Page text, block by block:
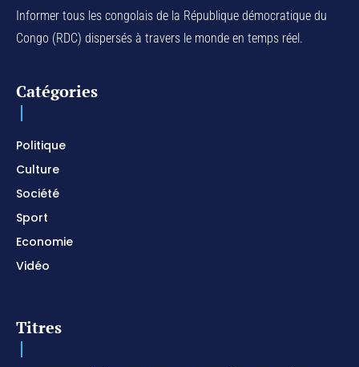
Piano pour prier / Soaking Worship Instrumental
01:17:32
For Your Name Is Holy / Prophetic Worship
I SURRENDER / Soaking Worship Instrumental /
Informer tous les congolais de la République démocratique du
Congo (RDC) dispersés à travers le monde en temps réel.
Catégories
Politique
Culture
Société
Sport
Economie
Vidéo
Titres